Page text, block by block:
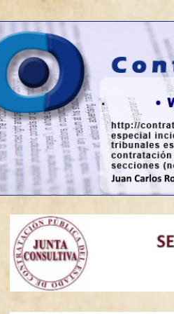
Contrato de
Web sobre contratación pública
Ir
al
contenido